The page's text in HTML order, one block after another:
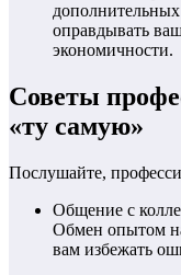
оправдывать
экономичности.
Советы
«ту самую»
Послушайте,
Общение с
Обмен опытом
вам избежать